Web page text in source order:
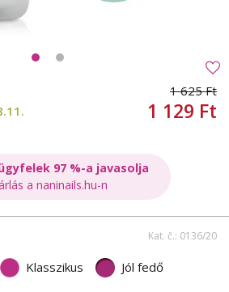
1 625 Ft
1 129 Ft
97 %-a javasolja
a naninails.hu-n
Kat. č.: 0136/20
Klasszikus Jól fedő